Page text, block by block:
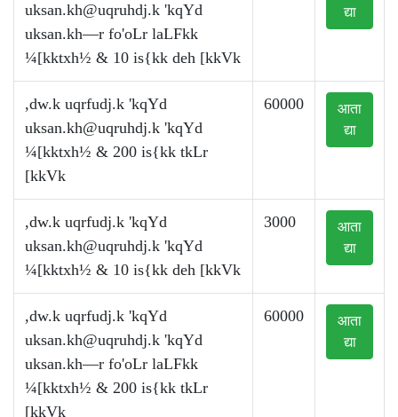
uksan.kh@uqruhdj.k 'kqYd
uksan.kh—r fo'oLr laLFkk
¼[kktxh½ & 10 is{kk deh [kkVk
द्या
,dw.k uqrfudj.k 'kqYd
uksan.kh@uqruhdj.k 'kqYd
¼[kktxh½ & 200 is{kk tkLr
[kkVk
60000
आता
द्या
,dw.k uqrfudj.k 'kqYd
uksan.kh@uqruhdj.k 'kqYd
¼[kktxh½ & 10 is{kk deh [kkVk
3000
आता
द्या
,dw.k uqrfudj.k 'kqYd
uksan.kh@uqruhdj.k 'kqYd
uksan.kh—r fo'oLr laLFkk
¼[kktxh½ & 200 is{kk tkLr
[kkVk
60000
आता
द्या